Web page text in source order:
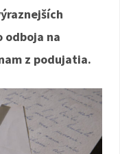
odboja na
z podujatia.